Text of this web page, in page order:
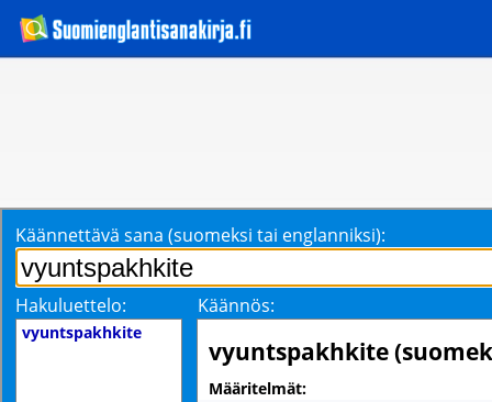
Käännettävä sana (suomeksi tai englanniksi):
Hakuluettelo: Käännös:
vyuntspakhkite
vyuntspakhkite
Määritelmät: